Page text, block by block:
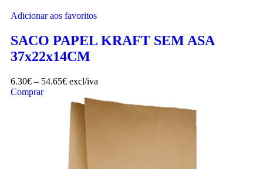
Adicionar aos favoritos
SACO PAPEL KRAFT SEM ASA
37x22x14CM
6.30€ – 54.65€ excl/iva
Comprar